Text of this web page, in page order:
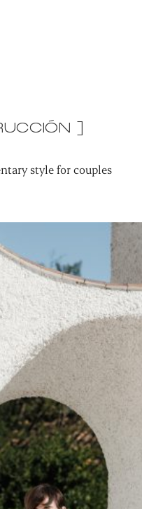
]
style for couples